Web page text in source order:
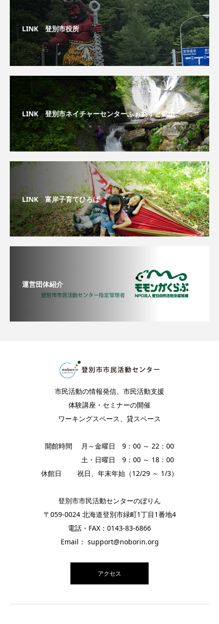
LINK 登別市役所
LINK 登別市ネイチャーセンターふぉれすと鉱山
LINK 富岸子育てひろば
運営団体紹介
市民活動の情報発信、市民活動支援
体験講座・セミナーの開催
ワーキングスペース、貸スペース
開館時間 月～金曜日 9：00 ～ 22：00
土・日曜日 9：00 ～ 18：00
休館日 祝日、年末年始（12/29 ～ 1/3）
登別市市民活動センターのぼりん
〒059-0024 北海道登別市緑町1丁目1番地4
電話・FAX：0143-83-6866
Email： support@noborin.org
アクセス